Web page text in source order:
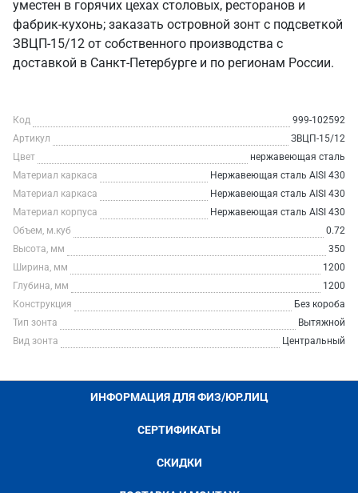
уместен в горячих цехах столовых, ресторанов и
фабрик-кухонь; заказать островной зонт с подсветкой
ЗВЦП-15/12 от собственного производства с
доставкой в Санкт‑Петербурге и по регионам России.
Код
999-102592
Артикул
ЗВЦП-15/12
Цвет
нержавеющая сталь
Материал каркаса
Нержавеющая сталь AISI 430
Материал каркаса
Нержавеющая сталь AISI 430
Материал корпуса
Нержавеющая сталь AISI 430
Объем, м.куб
0.72
Высота, мм
350
Ширина, мм
1200
Глубина, мм
1200
Конструкция
Без короба
Тип зонта
Вытяжной
Вид зонта
Центральный
ИНФОРМАЦИЯ ДЛЯ ФИЗ/ЮР.ЛИЦ
СЕРТИФИКАТЫ
СКИДКИ